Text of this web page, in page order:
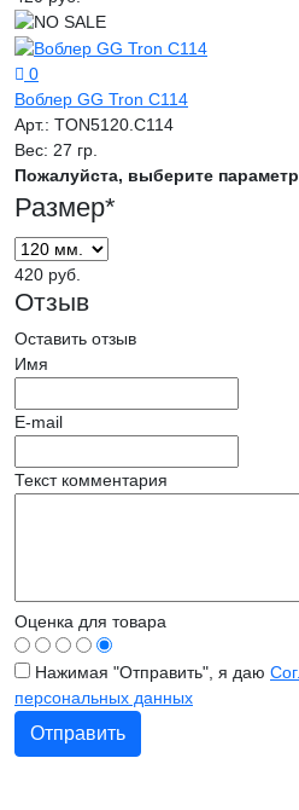
0
Воблер GG Tron C114
Арт.: TON5120.C114
Вес: 27 гр.
Пожалуйста, выберите
Размер*
420 руб.
Отзыв
Оставить отзыв
Имя
E-mail
Текст комментария
Оценка для товара
Нажимая "Отправить", я даю
персональных данных